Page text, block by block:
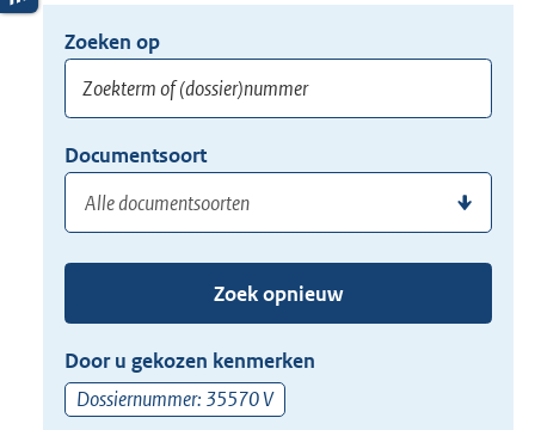
Opnieuw
zoeken:
Zoeken op
of
(dossier)nummer
hier
uw
zoekterm
of
(dossier)nummer
in
Documentsoort
of
de
pijl
beneden
Zoek opnieuw
Door u gekozen kenmerken
Dossiernummer: 35570 V